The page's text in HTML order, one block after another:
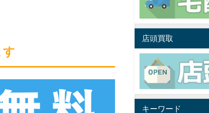
す
店頭買取
キーワード